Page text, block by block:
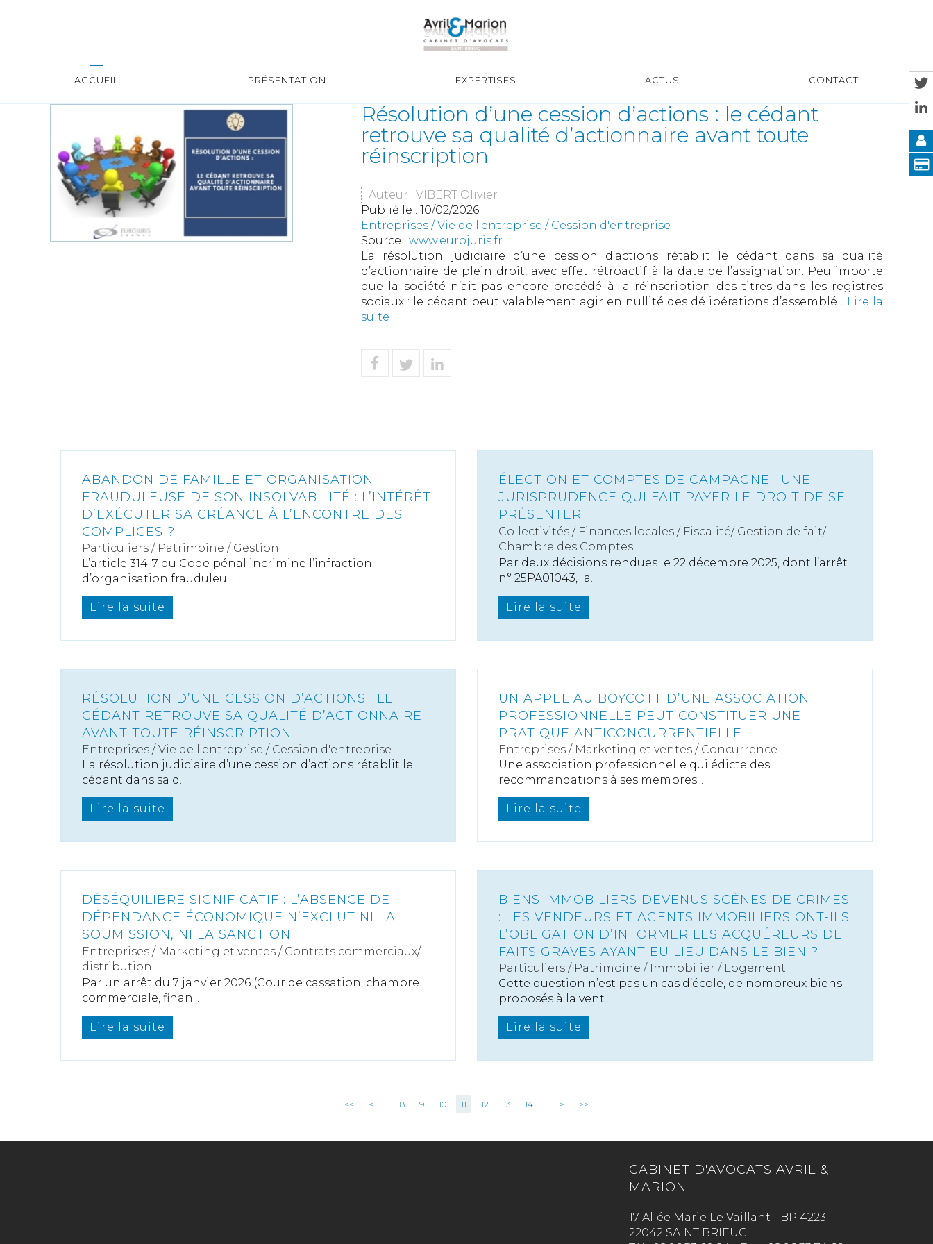
ACCUEIL PRÉSENTATION EXPERTISES ACTUS CONTACT
Résolution d’une cession d’actions : le cédant
retrouve sa qualité d’actionnaire avant toute
réinscription
Auteur : VIBERT Olivier
Publié le : 10/02/2026
Entreprises /Vie de l'entreprise / Cession d'entreprise
Source : www.eurojuris.fr
La résolution judiciaire d’une cession d’actions rétablit le cédant dans sa qualité
d’actionnaire de plein droit, avec effet rétroactif à la date de l’assignation. Peu importe
que la société n’ait pas encore procédé à la réinscription des titres dans les registres
sociaux : le cédant peut valablement agir en nullité des délibérations d’assemblé... Lire la
suite
ABANDON DE FAMILLE ET ORGANISATION
FRAUDULEUSE DE SON INSOLVABILITÉ : L’INTÉRÊT
D’EXÉCUTER SA CRÉANCE À L’ENCONTRE DES
COMPLICES ?
Particuliers / Patrimoine / Gestion
L’article 314-7 du Code pénal incrimine l’infraction
d’organisation frauduleu...
Lire la suite
ÉLECTION ET COMPTES DE CAMPAGNE : UNE
JURISPRUDENCE QUI FAIT PAYER LE DROIT DE SE
PRÉSENTER
Collectivités / Finances locales / Fiscalité/ Gestion de fait/
Chambre des Comptes
Par deux décisions rendues le 22 décembre 2025, dont l’arrêt
n° 25PA01043, la...
Lire la suite
RÉSOLUTION D’UNE CESSION D’ACTIONS : LE
CÉDANT RETROUVE SA QUALITÉ D’ACTIONNAIRE
AVANT TOUTE RÉINSCRIPTION
Entreprises /Vie de l'entreprise / Cession d'entreprise
La résolution judiciaire d’une cession d’actions rétablit le
cédant dans sa q...
Lire la suite
UN APPEL AU BOYCOTT D’UNE ASSOCIATION
PROFESSIONNELLE PEUT CONSTITUER UNE
PRATIQUE ANTICONCURRENTIELLE
Entreprises / Marketing et ventes / Concurrence
Une association professionnelle qui édicte des
recommandations à ses membres...
Lire la suite
DÉSÉQUILIBRE SIGNIFICATIF : L’ABSENCE DE
DÉPENDANCE ÉCONOMIQUE N’EXCLUT NI LA
SOUMISSION, NI LA SANCTION
Entreprises / Marketing et ventes / Contrats commerciaux/
distribution
Par un arrêt du 7 janvier 2026 (Cour de cassation, chambre
commerciale, finan...
Lire la suite
BIENS IMMOBILIERS DEVENUS SCÈNES DE CRIMES
: LES VENDEURS ET AGENTS IMMOBILIERS ONT-ILS
L’OBLIGATION D’INFORMER LES ACQUÉREURS DE
FAITS GRAVES AYANT EU LIEU DANS LE BIEN ?
Particuliers / Patrimoine / Immobilier / Logement
Cette question n’est pas un cas d’école, de nombreux biens
proposés à la vent...
Lire la suite
<< < ... 8 9 10 11 12 13 14 ... > >>
CABINET D'AVOCATS AVRIL &
MARION
17 Allée Marie Le Vaillant - BP 4223
22042 SAINT BRIEUC